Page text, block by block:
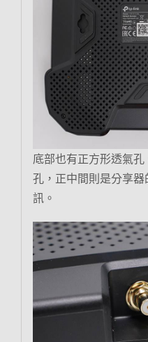
底部也有正方形透氣
孔，正中間則是分享
訊。